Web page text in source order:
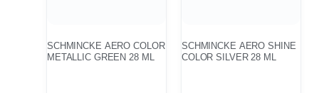
SCHMINCKE AERO COLOR
METALLIC GREEN 28 ML
SCHMINCKE AERO SHINE
COLOR SILVER 28 ML